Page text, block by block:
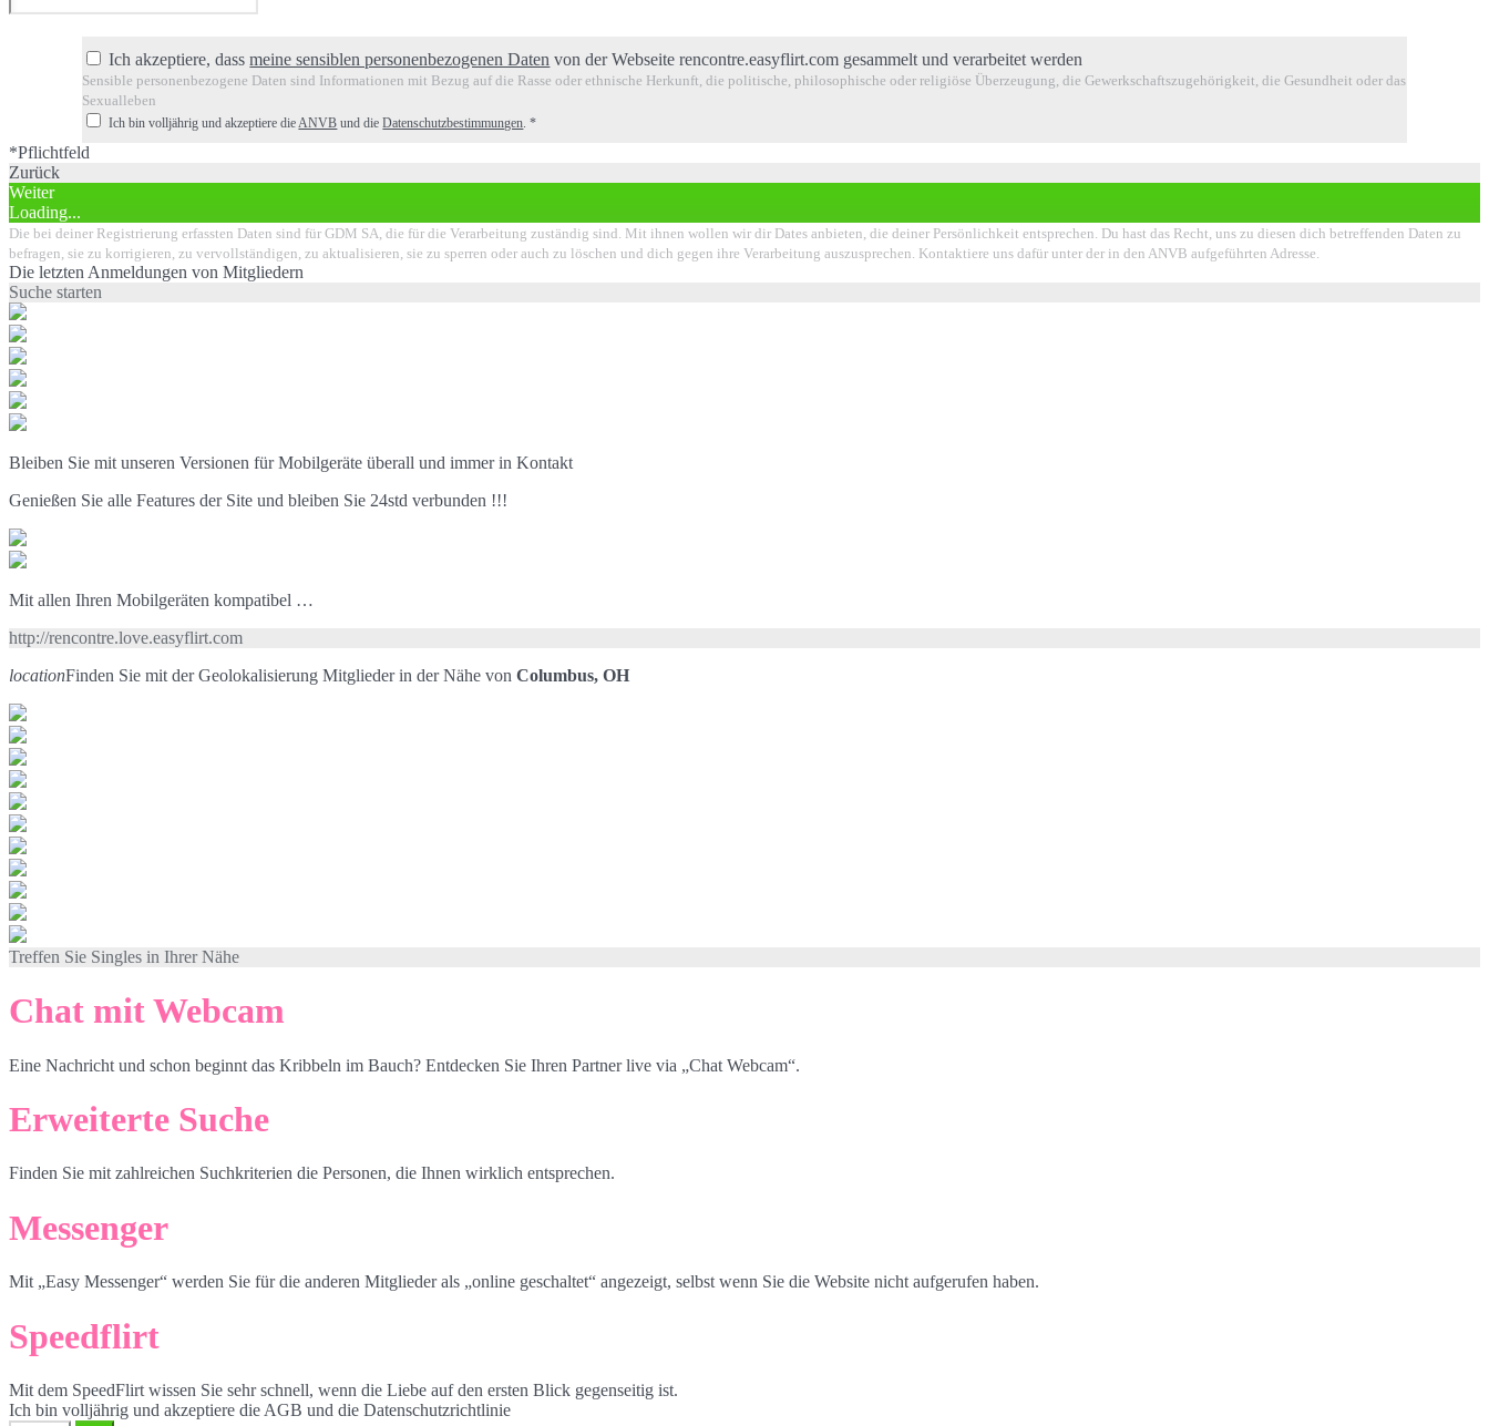
Ich akzeptiere, dassmeine sensiblen personenbezogenen Daten von der Webseite rencontre.easyflirt.com gesammelt und verarbeitet werden
Sensible personenbezogene Daten sind Informationen mit Bezug auf die Rasse oder ethnische Herkunft, die politische, philosophische oder religiöse Überzeugung, die Gewerkschaftszugehörigkeit, die Gesundheit oder das
Sexualleben
Ich bin volljährig und akzeptiere die ANVB und dieDatenschutzbestimmungen .*
*Pflichtfeld
Zurück
Weiter
Loading...
Die bei deiner Registrierung erfassten Daten sind für GDM SA, die für die Verarbeitung zuständig sind. Mit ihnen wollen wir dir Dates anbieten, die deiner Persönlichkeit entsprechen. Du hast das Recht, uns zu diesen dich betreffenden Daten zu
befragen, sie zu korrigieren, zu vervollständigen, zu aktualisieren, sie zu sperren oder auch zu löschen und dich gegen ihre Verarbeitung auszusprechen. Kontaktiere uns dafür unter der in den ANVB aufgeführten Adresse.
Die letzten Anmeldungen von Mitgliedern
Suche starten
Bleiben Sie mit unseren Versionen für Mobilgeräte überall und immer in Kontakt
Genießen Sie alle Features der Site und bleiben Sie 24std verbunden !!!
Mit allen Ihren Mobilgeräten kompatibel …
http://rencontre.love.easyflirt.com
locationFinden Sie mit der Geolokalisierung Mitglieder in der Nähe von Columbus, OH
Treffen Sie Singles in Ihrer Nähe
Chat mit Webcam
Eine Nachricht und schon beginnt das Kribbeln im Bauch? Entdecken Sie Ihren Partner live via „Chat Webcam“.
Erweiterte Suche
Finden Sie mit zahlreichen Suchkriterien die Personen, die Ihnen wirklich entsprechen.
Messenger
Mit „Easy Messenger“ werden Sie für die anderen Mitglieder als „online geschaltet“ angezeigt, selbst wenn Sie die Website nicht aufgerufen haben.
Speedflirt
Mit dem SpeedFlirt wissen Sie sehr schnell, wenn die Liebe auf den ersten Blick gegenseitig ist.
Ich bin volljährig und akzeptiere die AGB und die Datenschutzrichtlinie